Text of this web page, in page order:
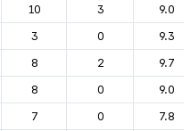
10 3
9.0
3 0
9.3
8 2
9.7
8 0
9.0
7 0
7.8